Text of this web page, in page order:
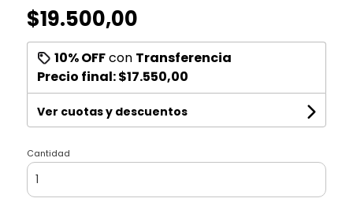
$19.500,00
10% OFFcon Transferencia
Precio final:$17.550,00
Ver cuotas y descuentos
Cantidad